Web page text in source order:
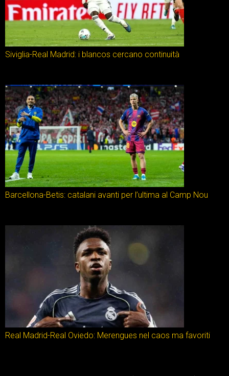
Siviglia-Real Madrid: i blancos cercano continuità
Barcellona-Betis: catalani avanti per l’ultima al Camp Nou
Real Madrid-Real Oviedo: Merengues nel caos ma favoriti